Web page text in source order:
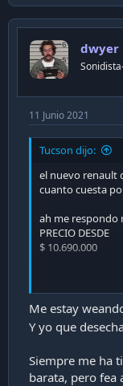
dwyer
11 Junio 2021
Tucson dijo:
el nuevo renault
cuanto cuesta
ah me respondo
PRECIO DESDE
$ 10.690.000
Sitio Web
Bienvenido A
Desarrollando
www.renault.cl
Me estay
Y yo que
Siempre me ha
barata, pero fea